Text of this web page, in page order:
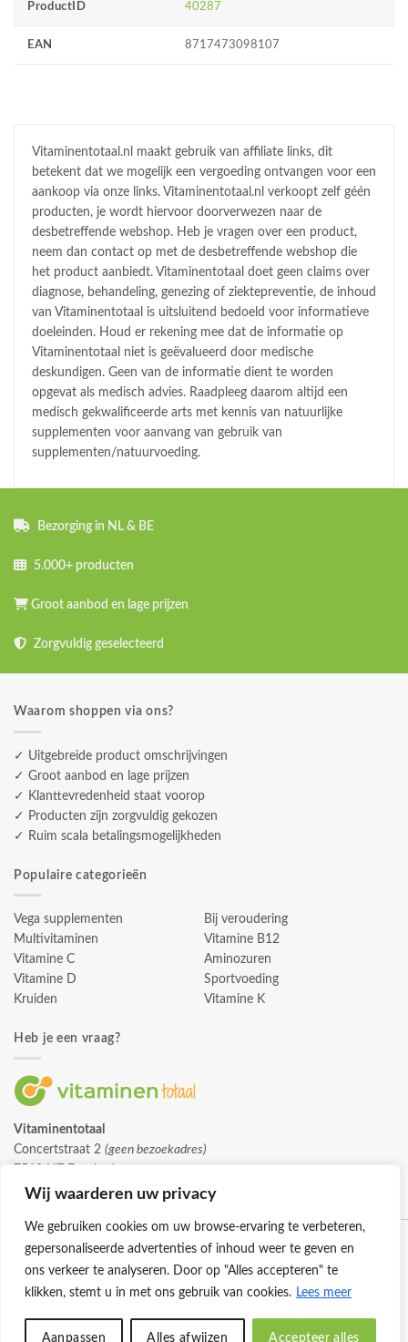
Wij waarderen uw privacy
We gebruiken cookies om uw browse-ervaring te verbeteren,
gepersonaliseerde advertenties of inhoud weer te geven en
ons verkeer te analyseren. Door op "Alles accepteren" te
klikken, stemt u in met ons gebruik van cookies. Lees meer
Aanpassen Alles afwijzen Accepteer alles
ProductID 40287
EAN 8717473098107
Vitaminentotaal.nl maakt gebruik van affiliate links, dit
betekent dat we mogelijk een vergoeding ontvangen voor een
aankoop via onze links. Vitaminentotaal.nl verkoopt zelf géén
producten, je wordt hiervoor doorverwezen naar de
desbetreffende webshop. Heb je vragen over een product,
neem dan contact op met de desbetreffende webshop die
het product aanbiedt. Vitaminentotaal doet geen claims over
diagnose, behandeling, genezing of ziektepreventie, de inhoud
van Vitaminentotaal is uitsluitend bedoeld voor informatieve
doeleinden. Houd er rekening mee dat de informatie op
Vitaminentotaal niet is geëvalueerd door medische
deskundigen. Geen van de informatie dient te worden
opgevat als medisch advies. Raadpleeg daarom altijd een
medisch gekwalificeerde arts met kennis van natuurlijke
supplementen voor aanvang van gebruik van
supplementen/natuurvoeding.
Bezorging in NL & BE
5.000+ producten
Groot aanbod en lage prijzen
Zorgvuldig geselecteerd
Waarom shoppen via ons?
✓ Uitgebreide product omschrijvingen
✓ Groot aanbod en lage prijzen
✓ Klanttevredenheid staat voorop
✓ Producten zijn zorgvuldig gekozen
✓ Ruim scala betalingsmogelijkheden
Populaire categorieën
Vega supplementen
Multivitaminen
Vitamine C
Vitamine D
Kruiden
Bij veroudering
Vitamine B12
Aminozuren
Sportvoeding
Vitamine K
Heb je een vraag?
Vitaminentotaal
Concertstraat 2 (geen bezoekadres)
info@vitaminentotaal.nl